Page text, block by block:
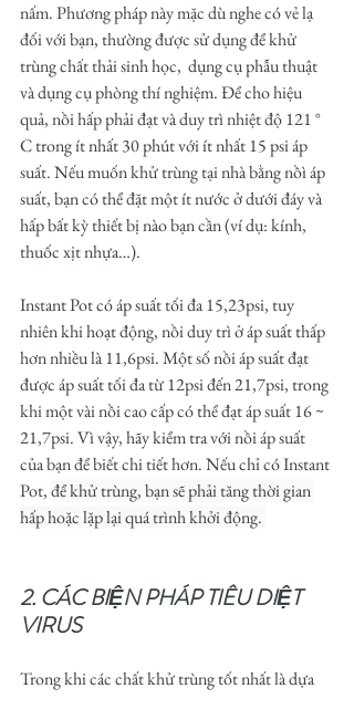
nấm. Phương pháp này mặc dù nghe có vẻ lạ
đối với bạn, thường được sử dụng để khử
trùng chất thải sinh học,  dụng cụ phẫu thuật
và dụng cụ phòng thí nghiệm. Để cho hiệu
quả, nồi hấp phải đạt và duy trì nhiệt độ 121 °
C trong ít nhất 30 phút với ít nhất 15 psi áp
suất. Nếu muốn khử trùng tại nhà bằng nồì áp
suất, bạn có thể đặt một ít nước ở dưới đáy và
hấp bất kỳ thiết bị nào bạn cần (ví dụ: kính,
thuốc xịt nhựa…).
Instant Pot có áp suất tối đa 15,23psi, tuy
nhiên khi hoạt động, nồi duy trì ở áp suất thấp
hơn nhiều là 11,6psi. Một số nồi áp suất đạt
được áp suất tối đa từ 12psi đến 21,7psi, trong
khi một vài nồi cao cấp có thể đạt áp suất 16 ~
21,7psi. Vì vậy, hãy kiểm tra với nồi áp suất
của bạn để biết chi tiết hơn. Nếu chỉ có Instant
Pot, để khử trùng, bạn sẽ phải tăng thời gian
hấp hoặc lặp lại quá trình khởi động.
2. CÁC BIỆN PHÁP TIÊU DIỆT
VIRUS
Trong khi các chất khử trùng tốt nhất là dựa